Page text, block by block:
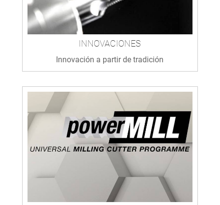
INNOVACIONES
Innovación a partir de tradición